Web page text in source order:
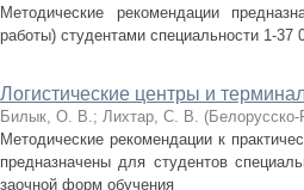
Методические рекомендации
работы) студентами специальности 1-
Логистические центры и
Билык, О. В.; Лихтар, С. В. (Белорусско-
Методические рекомендации к
предназначены для студентов
заочной форм обучения